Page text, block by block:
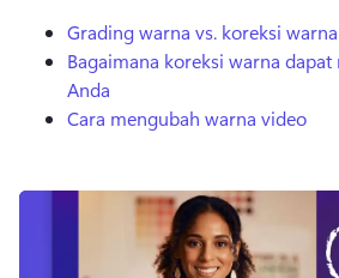
Grading warna vs. koreksi
Bagaimana koreksi warna
Anda
Cara mengubah warna video